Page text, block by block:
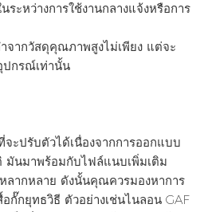
ระหว่างการใช้งานกลางแจ้งหรือการ
จากวัสดุคุณภาพสูงไม่เพียง แต่จะ
ปกรณ์เท่านั้น
ะปรับตัวได้เนื่องจากการออกแบบ
มันมาพร้อมกับไฟล์แนบเพิ่มเติม
ลากหลาย ดังนั้นคุณควรมองหาการ
อกั๊กยุทธวิธี ตัวอย่างเช่นไนลอน GAF